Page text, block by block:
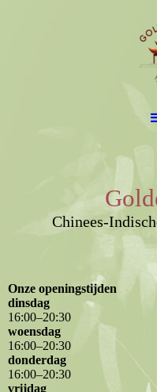
Chinees-
Onze openingstijden
dinsdag
16:00–20:30
woensdag
16:00–20:30
donderdag
16:00–20:30
vrijdag